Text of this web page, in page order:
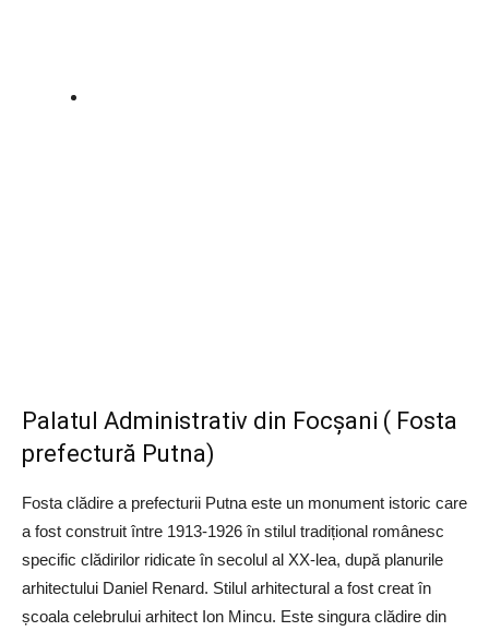
Palatul Administrativ din Focșani ( Fosta
prefectură Putna)
Fosta clădire a prefecturii Putna este un monument istoric care
a fost construit între 1913-1926 în stilul tradițional românesc
specific clădirilor ridicate în secolul al XX-lea, după planurile
arhitectului Daniel Renard. Stilul arhitectural a fost creat în
școala celebrului arhitect Ion Mincu. Este singura clădire din